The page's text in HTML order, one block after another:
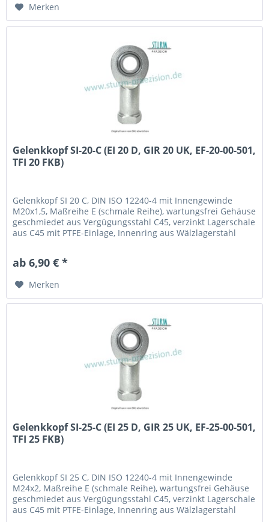
Merken
Gelenkkopf SI-20-C (EI 20 D, GIR 20 UK, EF-20-00-501,
TFI 20 FKB)
Gelenkkopf SI 20 C, DIN ISO 12240-4 mit Innengewinde
M20x1,5, Maßreihe E (schmale Reihe), wartungsfrei Gehäuse
geschmiedet aus Vergügungsstahl C45, verzinkt Lagerschale
aus C45 mit PTFE-Einlage, Innenring aus Wälzlagerstahl
austauschbar zu: EI 20 D, GIR 20 UK,...
ab 6,90 € *
Merken
Gelenkkopf SI-25-C (EI 25 D, GIR 25 UK, EF-25-00-501,
TFI 25 FKB)
Gelenkkopf SI 25 C, DIN ISO 12240-4 mit Innengewinde
M24x2, Maßreihe E (schmale Reihe), wartungsfrei Gehäuse
geschmiedet aus Vergügungsstahl C45, verzinkt Lagerschale
aus C45 mit PTFE-Einlage, Innenring aus Wälzlagerstahl